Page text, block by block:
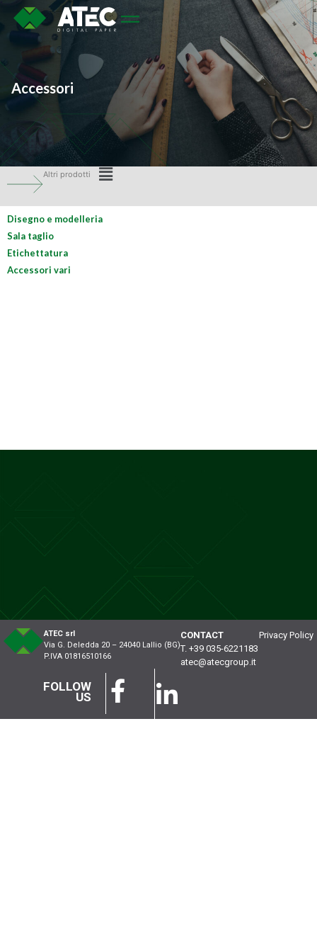
Accessori
Accessori
Altri prodotti
Disegno e modelleria
Sala taglio
Etichettatura
Accessori vari
ATEC srl
Via G. Deledda 20 – 24040 Lallio (BG)
P.IVA 01816510166
CONTACT
T. +39 035-6221183
atec@atecgroup.it
Privacy Policy
FOLLOW
US